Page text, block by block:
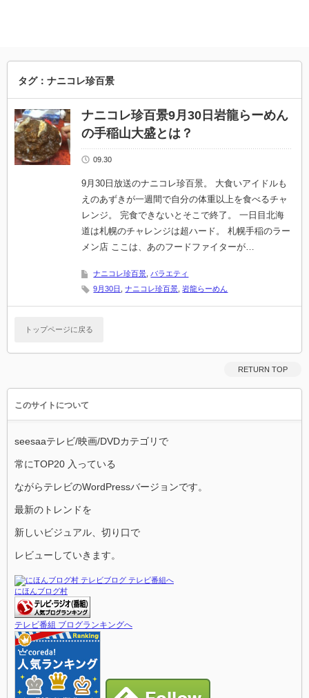
タグ：ナニコレ珍百景
ナニコレ珍百景9月30日岩龍らーめん
の手稲山大盛とは？
09.30
9月30日放送のナニコレ珍百景。 大食いアイドルも
えのあずきが一週間で自分の体重以上を食べるチャ
レンジ。 完食できないとそこで終了。 一日目北海
道は札幌のチャレンジは超ハード。 札幌手稲のラー
メン店 ここは、あのフードファイターが…
ナニコレ珍百景 バラエティ
9月30日
,ナニコレ珍百景 ,岩龍らーめん
トップページに戻る
RETURN TOP
このサイトについて
seesaaテレビ/映画/DVDカテゴリで
常にTOP20 入っている
ながらテレビのWordPressバージョンです。
最新のトレンドを
新しいビジュアル、切り口で
レビューしていきます。
にほんブログ村
テレビ番組 ブログランキングへ